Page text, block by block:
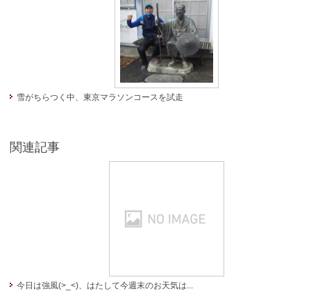
雪がちらつく中、東京マラソンコースを試走
関連記事
今日は強風(>_<)、はたして今週末のお天気は...